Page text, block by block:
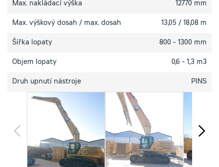
Max. nakládací výška 12770 mm
Max. výškový dosah / max. dosah 13,05 / 18,08 m
Šířka lopaty 800 - 1300 mm
Objem lopaty 0,6 - 1,3 m3
Druh upnutí nástroje PINS